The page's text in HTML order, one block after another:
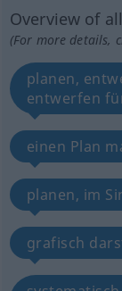
Overview of
(For more details,
planen,
entwerfen
einen Plan
planen, im
grafisch